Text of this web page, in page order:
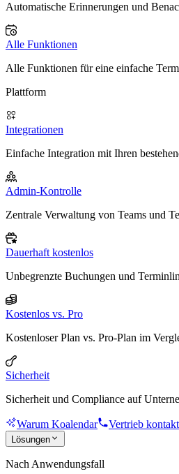
Automatische Erinnerungen und
Alle Funktionen
Alle Funktionen für eine einfache
Plattform
Integrationen
Einfache Integration mit Ihren
Admin-Kontrolle
Zentrale Verwaltung von Teams und
Dauerhaft kostenlos
Unbegrenzte Buchungen und
Kostenlos vs. Pro
Kostenloser Plan vs. Pro-Plan im
Sicherheit
Sicherheit und Compliance auf
Warum Koalendar Vertrieb
Lösungen
Nach Anwendungsfall